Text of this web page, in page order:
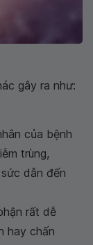
gây ra như:
của bệnh
trùng,
dẫn đến
rất dễ
hay chấn